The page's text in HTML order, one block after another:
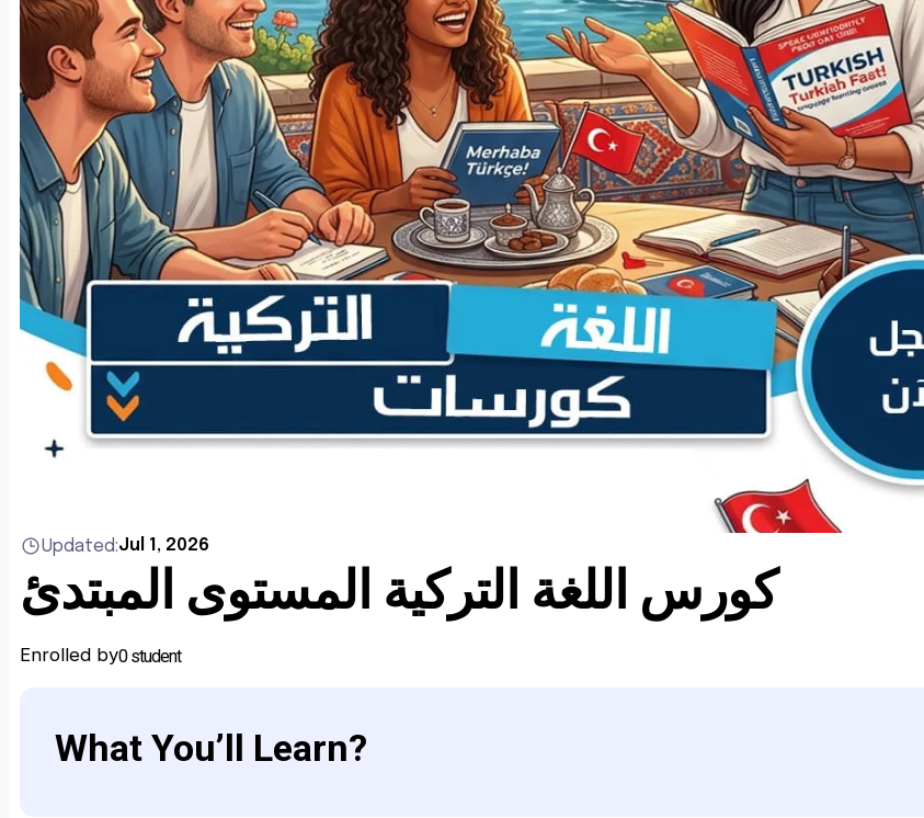
Updated:Jul 1, 2026
كورس اللغة التركية المستوى المبتدئ
Enrolled by0 student
What You’ll Learn?